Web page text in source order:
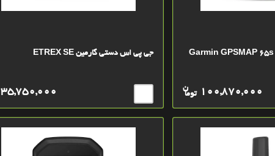
توما
ن 100,870,000
جی پی اس دستی گارمین ETREX SE
35,750,000